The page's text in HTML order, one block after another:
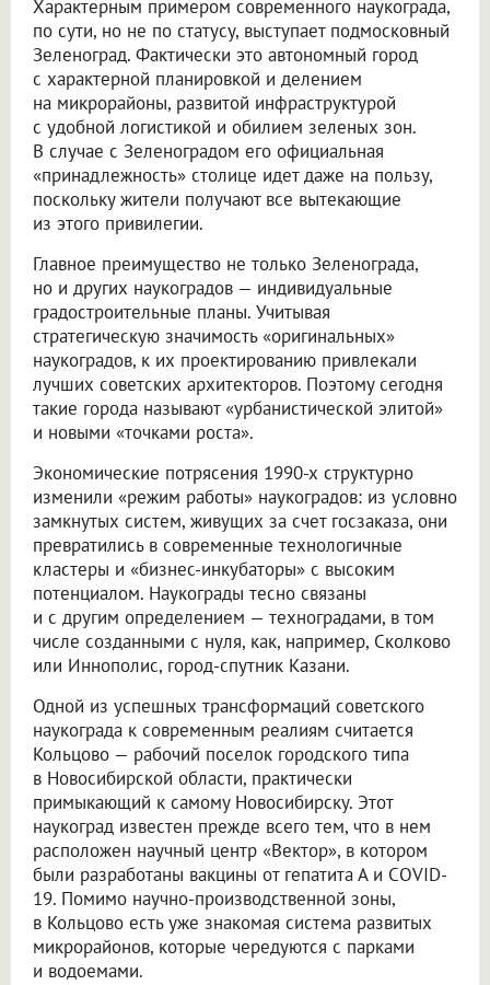
Характерным примером современного наукограда,
по сути, но не по статусу, выступает подмосковный
Зеленоград. Фактически это автономный город
с характерной планировкой и делением
на микрорайоны, развитой инфраструктурой
с удобной логистикой и обилием зеленых зон.
В случае с Зеленоградом его официальная
«принадлежность» столице идет даже на пользу,
поскольку жители получают все вытекающие
из этого привилегии.
Главное преимущество не только Зеленограда,
но и других наукоградов — индивидуальные
градостроительные планы. Учитывая
стратегическую значимость «оригинальных»
наукоградов, к их проектированию привлекали
лучших советских архитекторов. Поэтому сегодня
такие города называют «урбанистической элитой»
и новыми «точками роста».
Экономические потрясения 1990-х структурно
изменили «режим работы» наукоградов: из условно
замкнутых систем, живущих за счет госзаказа, они
превратились в современные технологичные
кластеры и «бизнес-инкубаторы» с высоким
потенциалом. Наукограды тесно связаны
и с другим определением — техноградами, в том
числе созданными с нуля, как, например, Сколково
или Иннополис, город-спутник Казани.
Одной из успешных трансформаций советского
наукограда к современным реалиям считается
Кольцово — рабочий поселок городского типа
в Новосибирской области, практически
примыкающий к самому Новосибирску. Этот
наукоград известен прежде всего тем, что в нем
расположен научный центр «Вектор», в котором
были разработаны вакцины от гепатита А и COVID-
19. Помимо научно-производственной зоны,
в Кольцово есть уже знакомая система развитых
микрорайонов, которые чередуются с парками
и водоемами.